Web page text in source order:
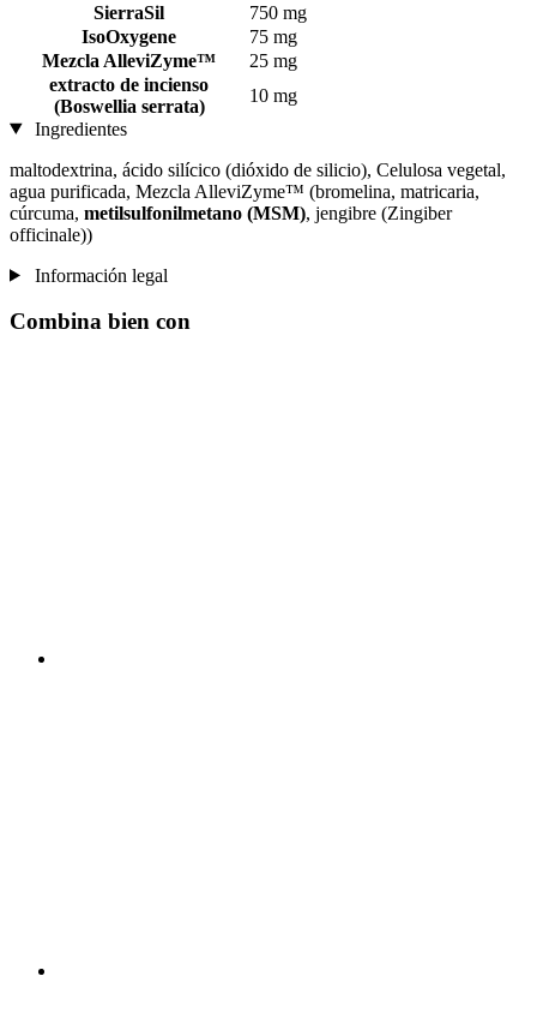
SierraSil
750 mg
IsoOxygene
75 mg
Mezcla AlleviZyme™
25 mg
extracto de incienso
(Boswellia serrata)
10 mg
Ingredientes
maltodextrina, ácido silícico (dióxido de silicio), Celulosa vegetal,
agua purificada, Mezcla AlleviZyme™ (bromelina, matricaria,
cúrcuma, metilsulfonilmetano (MSM), jengibre (Zingiber
officinale))
Información legal
Combina bien con